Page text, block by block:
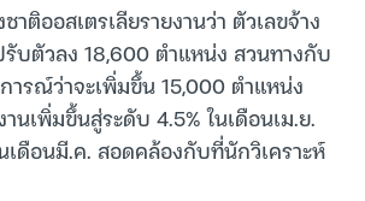
ติออสเตรเลียรายงานว่า ตัวเลขจ้าง
รับตัวลง 18,600 ตำแหน่ง สวนทางกับ
ารณ์ว่าจะเพิ่มขึ้น 15,000 ตำแหน่ง
นเพิ่มขึ้นสู่ระดับ 4.5% ในเดือนเม.ย.
เดือนมี.ค. สอดคล้องกับที่นักวิเคราะห์